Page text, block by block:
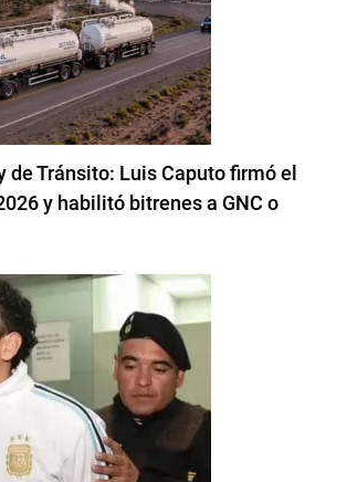
de Tránsito: Luis Caputo firmó el
y habilitó bitrenes a GNC o